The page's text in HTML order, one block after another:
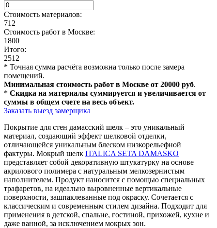
Стоимость материалов:
712
Стоимость работ в Москве:
1800
Итого:
2512
* Точная сумма расчёта возможна только после замера
помещений.
Минимальная стоимость работ в Москве от 20000 руб.
* Скидка на материалы суммируется и увеличивается от
суммы в общем счете на весь объект.
Заказать выезд замерщика
Покрытие для стен дамасский шелк – это уникальный
материал, создающий эффект шелковой отделки,
отличающейся уникальным блеском низкорельефной
фактуры. Мокрый шелк ITALICA SETA DAMASKO
представляет собой декоративную штукатурку на основе
акрилового полимера с натуральным мелкозернистым
наполнителем. Продукт наносится с помощью специальных
трафаретов, на идеально выровненные вертикальные
поверхности, зашпаклеванные под окраску. Сочетается с
классическим и современным стилем дизайна. Подходит для
применения в детской, спальне, гостиной, прихожей, кухне и
даже ванной, за исключением мокрых зон.